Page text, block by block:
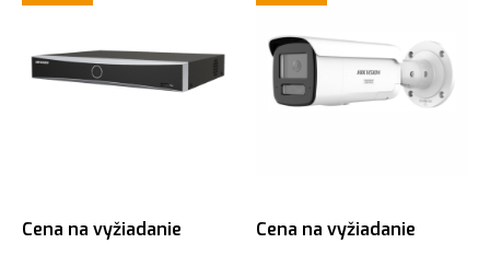
Cena na vyžiadanie Cena na vyžiadanie